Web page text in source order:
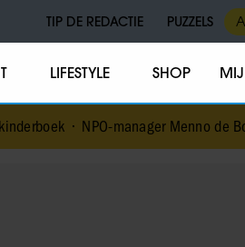
TIP DE REDACTIE PUZZELS
LIFESTYLE SHOP
manager Menno de Boer geschorst